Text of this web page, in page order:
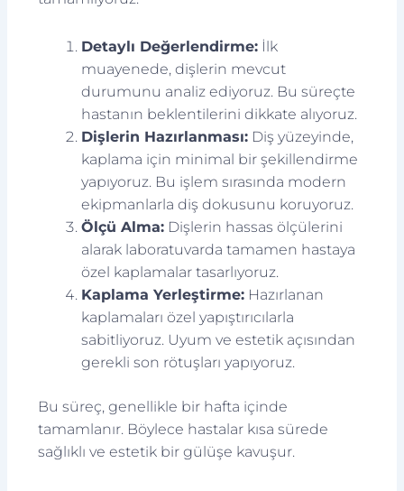
Detaylı Değerlendirme: İlk
muayenede, dişlerin mevcut
durumunu analiz ediyoruz. Bu süreçte
hastanın beklentilerini dikkate alıyoruz.
Dişlerin Hazırlanması: Diş yüzeyinde,
kaplama için minimal bir şekillendirme
yapıyoruz. Bu işlem sırasında modern
ekipmanlarla diş dokusunu koruyoruz.
Ölçü Alma: Dişlerin hassas ölçülerini
alarak laboratuvarda tamamen hastaya
özel kaplamalar tasarlıyoruz.
Kaplama Yerleştirme: Hazırlanan
kaplamaları özel yapıştırıcılarla
sabitliyoruz. Uyum ve estetik açısından
gerekli son rötuşları yapıyoruz.
Bu süreç, genellikle bir hafta içinde
tamamlanır. Böylece hastalar kısa sürede
sağlıklı ve estetik bir gülüşe kavuşur.